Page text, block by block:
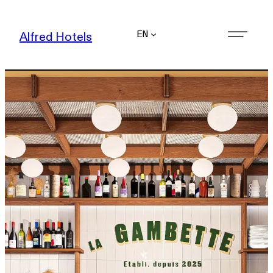
EN
Alfred Hotels